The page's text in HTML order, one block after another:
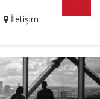
İletişim